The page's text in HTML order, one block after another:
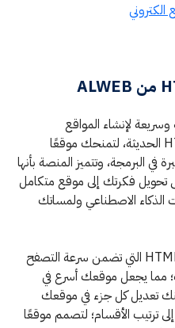
لإنشاء المواقع
الإلكترونية باستخدام تقنيات HTML5 الحديثة، لتمنحك موقعًا
في البرمجة، وتتميز المنصة بأنها
تحويل فكرتك إلى موقع متكامل
الذكاء الاصطناعي ولمساتك
تعتمد المنصة على أحدث معايير HTML5 التي تضمن سرعة التصفح
مما يجعل موقعك أسرع في
تعديل كل جزء في موقعك
ترتيب الأقسام؛ لتصمم موقعًا